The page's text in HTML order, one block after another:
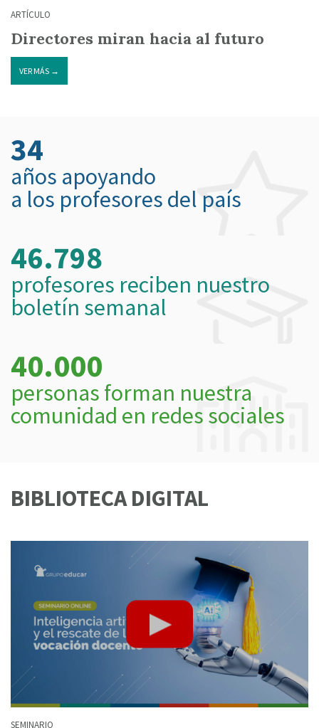
ARTÍCULO
Directores miran hacia al futuro
VER MÁS →
34
años apoyando
a los profesores del país
46.798
profesores reciben nuestro
boletín semanal
40.000
personas forman nuestra
comunidad en redes sociales
BIBLIOTECA DIGITAL
SEMINARIO